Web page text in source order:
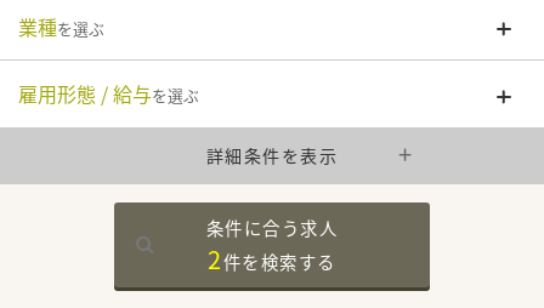
業種を選ぶ
雇用形態 / 給与を選ぶ
詳細条件を表示
条件に合う求人
2件を検索する